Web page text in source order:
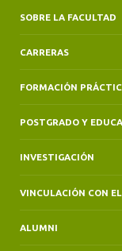
SOBRE LA FACULTAD
CARRERAS
FORMACIÓN
POSTGRADO Y
INVESTIGACIÓN
VINCULACIÓN CON
ALUMNI